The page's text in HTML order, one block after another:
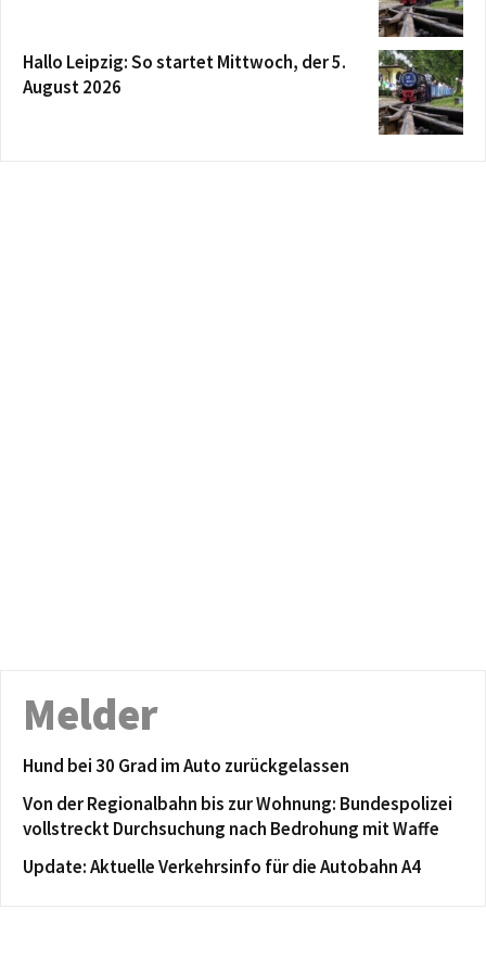
Hallo Leipzig: So startet Mittwoch, der 5.
August 2026
Melder
Hund bei 30 Grad im Auto zurückgelassen
Von der Regionalbahn bis zur Wohnung: Bundespolizei
vollstreckt Durchsuchung nach Bedrohung mit Waffe
Update: Aktuelle Verkehrsinfo für die Autobahn A4